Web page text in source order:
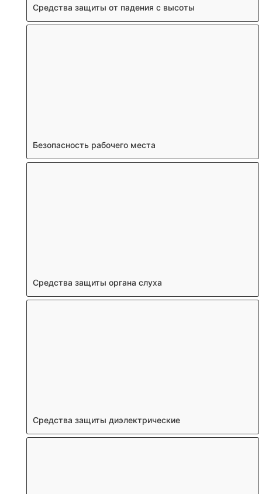
Средства защиты от падения с высоты
Безопасность рабочего места
Средства защиты органа слуха
Средства защиты диэлектрические